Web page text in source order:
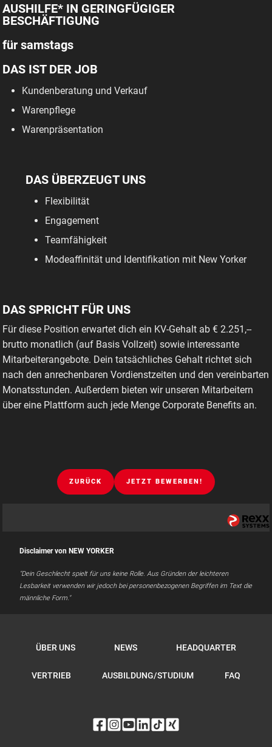
AUSHILFE* IN GERINGFÜGIGER
BESCHÄFTIGUNG
für samstags
DAS IST DER JOB
Kundenberatung und Verkauf
Warenpflege
Warenpräsentation
DAS ÜBERZEUGT UNS
Flexibilität
Engagement
Teamfähigkeit
Modeaffinität und Identifikation mit New Yorker
DAS SPRICHT FÜR UNS
Für diese Position erwartet dich ein KV-Gehalt ab € 2.251,--
brutto monatlich (auf Basis Vollzeit) sowie interessante
Mitarbeiterangebote. Dein tatsächliches Gehalt richtet sich
nach den anrechenbaren Vordienstzeiten und den vereinbarten
Monatsstunden. Außerdem bieten wir unseren Mitarbeitern
über eine Plattform auch jede Menge Corporate Benefits an.
ZURÜCK JETZT BEWERBEN!
Disclaimer von NEW YORKER
"Dein Geschlecht spielt für uns keine Rolle. Aus Gründen der leichteren
Lesbarkeit verwenden wir jedoch bei personenbezogenen Begriffen im Text die
männliche Form."
ÜBER UNS NEWS HEADQUARTER
VERTRIEB AUSBILDUNG/STUDIUM FAQ